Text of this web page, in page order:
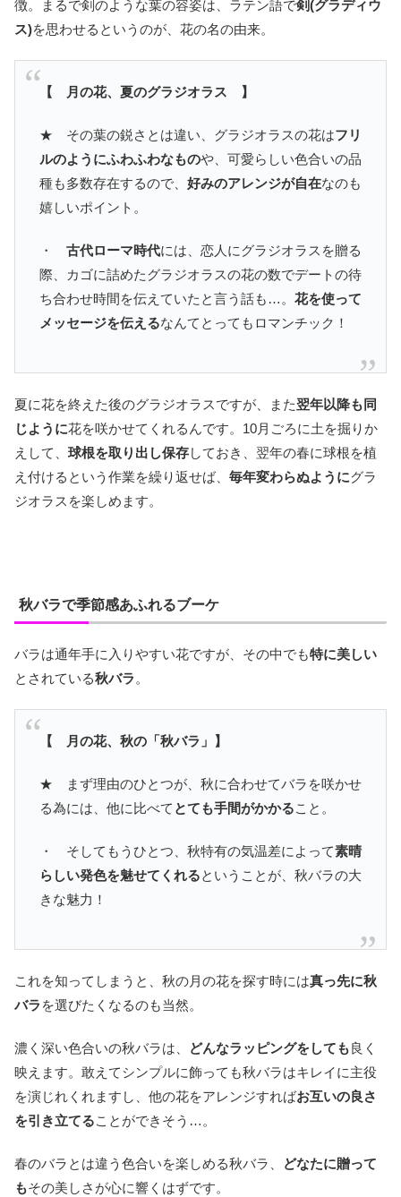
徴。まるで剣のような葉の容姿は、ラテン語で剣(グラディウ
ス)を思わせるというのが、花の名の由来。
【 月の花、夏のグラジオラス 】
★ その葉の鋭さとは違い、グラジオラスの花はフリ
ルのようにふわふわなものや、可愛らしい色合いの品
種も多数存在するので、 好みのアレンジが自在なのも
嬉しいポイント。
・ 古代ローマ時代には、恋人にグラジオラスを贈る
際、カゴに詰めたグラジオラスの花の数でデートの待
ち合わせ時間を伝えていたと言う話も…。 花を使って
メッセージを伝えるなんてとってもロマンチック！
夏に花を終えた後のグラジオラスですが、また翌年以降も同
じように花を咲かせてくれるんです。10月ごろに土を掘りか
えして、 球根を取り出し保存しておき、翌年の春に球根を植
え付けるという作業を繰り返せば、 毎年変わらぬようにグラ
ジオラスを楽しめます。
秋バラで季節感あふれるブーケ
バラは通年手に入りやすい花ですが、その中でも特に美しい
とされている秋バラ。
【 月の花、秋の「秋バラ」】
★ まず理由のひとつが、秋に合わせてバラを咲かせ
る為には、他に比べて とても手間がかかること。
・ そしてもうひとつ、秋特有の気温差によって素晴
らしい発色を魅せてくれるということが、秋バラの大
きな魅力！
これを知ってしまうと、秋の月の花を探す時には真っ先に秋
バラを選びたくなるのも当然。
濃く深い色合いの秋バラは、 どんなラッピングをしても良く
映えます。敢えてシンプルに飾っても秋バラはキレイに主役
を演じれくれますし、他の花をアレンジすればお互いの良さ
を引き立てることができそう…。
春のバラとは違う色合いを楽しめる秋バラ、
どなたに贈って
もその美しさが心に響くはずです。